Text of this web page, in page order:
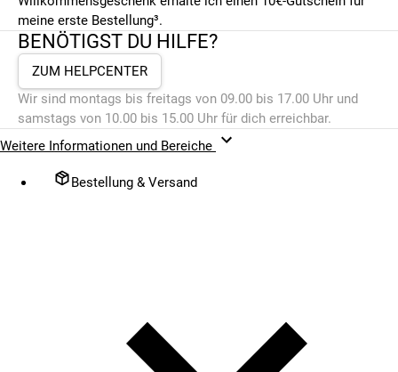
meine erste Bestellung³.
BENÖTIGST DU HILFE?
ZUM HELPCENTER
Wir sind montags bis freitags von 09.00 bis 17.00 Uhr und
samstags von 10.00 bis 15.00 Uhr für dich erreichbar.
Weitere Informationen und Bereiche
Bestellung & Versand